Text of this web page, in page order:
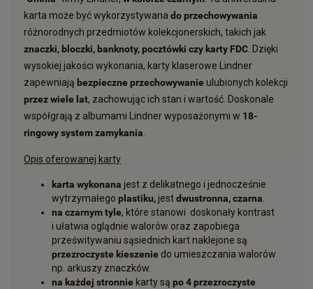
karta może być wykorzystywana do przechowywania
różnorodnych przedmiotów kolekcjonerskich, takich jak
znaczki, bloczki, banknoty, pocztówki czy karty FDC . Dzięki
wysokiej jakości wykonania, karty klaserowe Lindner
zapewniają bezpieczne przechowywanie ulubionych kolekcji
przez wiele lat, zachowując ich stan i wartość. Doskonale
współgrają z albumami Lindner wyposażonymi w 18-
ringowy system zamykania
Opis oferowanej karty
karta wykonana jest z delikatnego i jednocześnie
wytrzymałego plastiku,jestdwustronna, czarna
na czarnym tyle, które stanowi doskonały kontrast
i ułatwia oglądnie walorów oraz zapobiega
prześwitywaniu sąsiednich kart naklejone są
przezroczyste kieszenie do umieszczania walorów
np. arkuszy znaczków.
na każdej stronnie karty są po 4 przezroczyste